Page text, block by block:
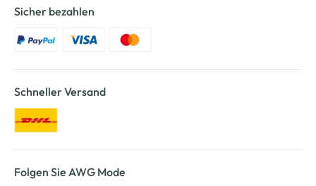
Sicher bezahlen
Schneller Versand
Folgen Sie AWG Mode